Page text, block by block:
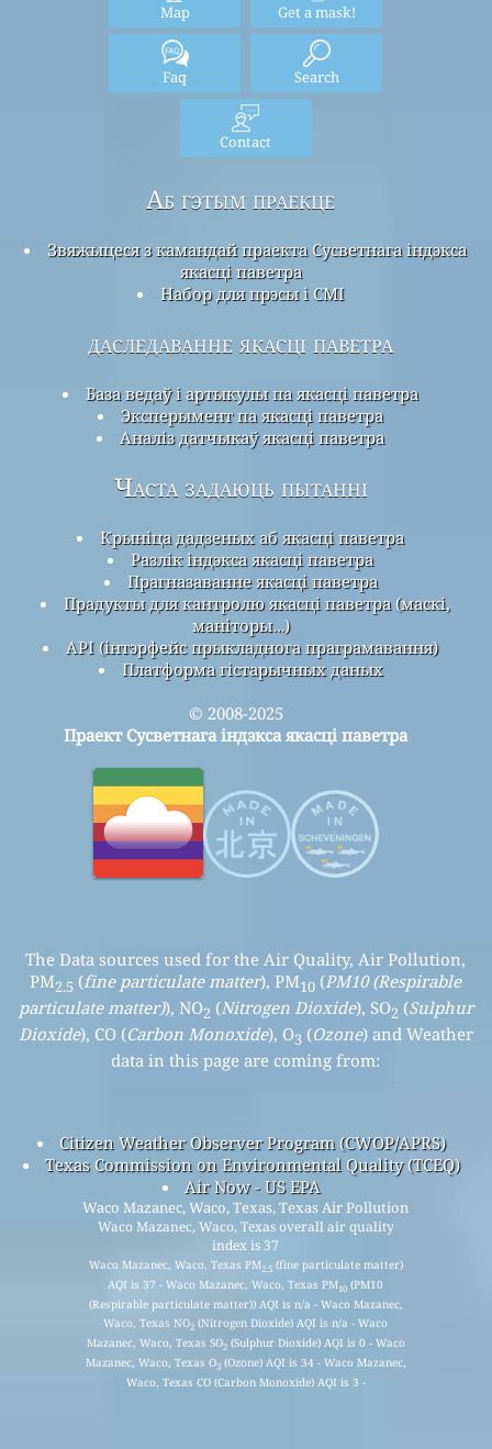
Map Get a mask!
Faq Search
Contact
Аб гэтым праекце
Звяжыцеся з камандай праекта Сусветнага індэкса
якасці паветра
Набор для прэсы і СМІ
даследаванне якасці паветра
База ведаў і артыкулы па якасці паветра
Эксперымент па якасці паветра
Аналіз датчыкаў якасці паветра
Часта задаюць пытанні
Крыніца дадзеных аб якасці паветра
Разлік індэкса якасці паветра
Прагназаванне якасці паветра
Прадукты для кантролю якасці паветра (маскі,
маніторы…)
API (інтэрфейс прыкладнога праграмавання)
Платформа гістарычных даных
© 2008-2025
Праект Сусветнага індэкса якасці паветра
The Data sources used for the Air Quality, Air Pollution,
PM2.5 (fine particulate matter), PM10 (PM10 (Respirable
particulate matter)), NO2 (Nitrogen Dioxide), SO2 (Sulphur
Dioxide), CO (Carbon Monoxide), O3 (Ozone) and Weather
data in this page are coming from:
Citizen Weather Observer Program (CWOP/APRS)
Texas Commission on Environmental Quality (TCEQ)
Air Now - US EPA
Waco Mazanec, Waco, Texas, Texas Air Pollution
Waco Mazanec, Waco, Texas overall air quality
index is 37
Waco Mazanec, Waco, Texas PM2.5(fine particulate matter)
AQI is 37 - Waco Mazanec, Waco, Texas PM10 (PM10
(Respirable particulate matter)) AQI is n/a - Waco Mazanec,
Waco, Texas NO2 (Nitrogen Dioxide) AQI is n/a - Waco
Mazanec, Waco, Texas SO2(Sulphur Dioxide) AQI is 0 - Waco
Mazanec, Waco, Texas O3(Ozone) AQI is 34 - Waco Mazanec,
Waco, Texas CO (Carbon Monoxide) AQI is 3 -